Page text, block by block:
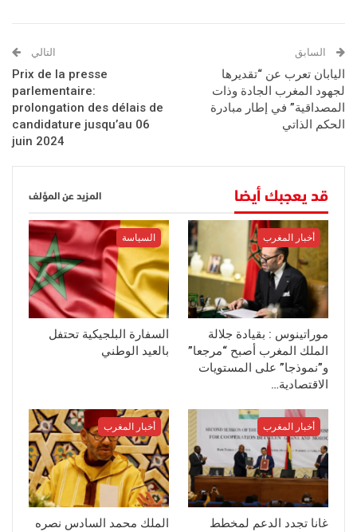
السابق
اليابان تعرب عن “تقديرها
لجهود المغرب الجادة وذات
المصداقية” في إطار مبادرة
الحكم الذاتي
التالي
Prix de la presse
parlementaire:
prolongation des délais de
candidature jusqu’au 06
juin 2024
قد يعجبك أيضا المزيد عن المؤلف
أخبار المغرب
موراتينوس : بقيادة جلالة
الملك المغرب أصبح “مرجعا”
و”نموذجا” على المستويات
الاقتصادية…
السياسة
السفارة البلجيكية تحتفل
بالعيد الوطني
أخبار المغرب
غانا تجدد الدعم لمخطط
أخبار المغرب
الملك محمد السادس نصره